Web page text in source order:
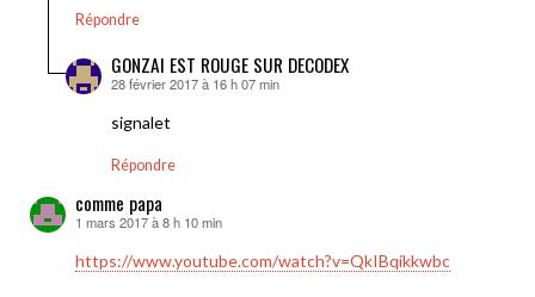
Répondre
GONZAI EST ROUGE SUR DECODEX
dit :
28 février 2017 à 16 h 07 min
signalet
Répondre
comme papa
dit :
1 mars 2017 à 8 h 10 min
https://www.youtube.com/watch?v=QkIBqikkwbc